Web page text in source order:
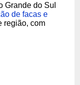
Grande do Sul
de facas e
região, com